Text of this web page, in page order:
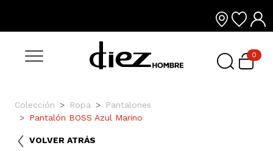
0
Colección Ropa
Pantalones
Pantalón BOSS Azul Marino
VOLVER ATRÁS